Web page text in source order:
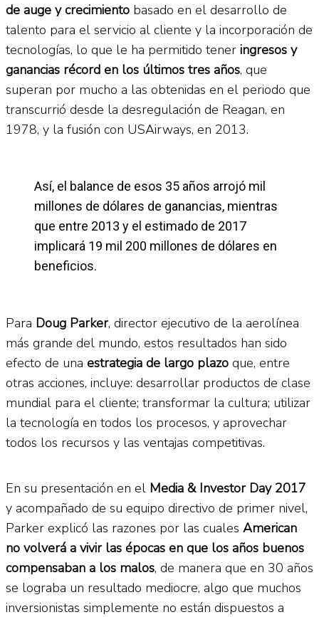
de auge y crecimiento basado en el desarrollo de
talento para el servicio al cliente y la incorporación de
tecnologías, lo que le ha permitido tener ingresos y
ganancias récord en los últimos tres años, que
superan por mucho a las obtenidas en el periodo que
transcurrió desde la desregulación de Reagan, en
1978, y la fusión con USAirways, en 2013.
Así, el balance de esos 35 años arrojó mil
millones de dólares de ganancias, mientras
que entre 2013 y el estimado de 2017
implicará 19 mil 200 millones de dólares en
beneficios.
Para Doug Parker, director ejecutivo de la aerolínea
más grande del mundo, estos resultados han sido
efecto de una estrategia de largo plazo que, entre
otras acciones, incluye: desarrollar productos de clase
mundial para el cliente; transformar la cultura; utilizar
la tecnología en todos los procesos, y aprovechar
todos los recursos y las ventajas competitivas.
En su presentación en el Media & Investor Day 2017
y acompañado de su equipo directivo de primer nivel,
Parker explicó las razones por las cuales American
no volverá a vivir las épocas en que los años buenos
compensaban a los malos, de manera que en 30 años
se lograba un resultado mediocre, algo que muchos
inversionistas simplemente no están dispuestos a